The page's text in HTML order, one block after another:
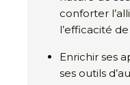
conforter
l’efficacité
Enrichir ses
ses outils